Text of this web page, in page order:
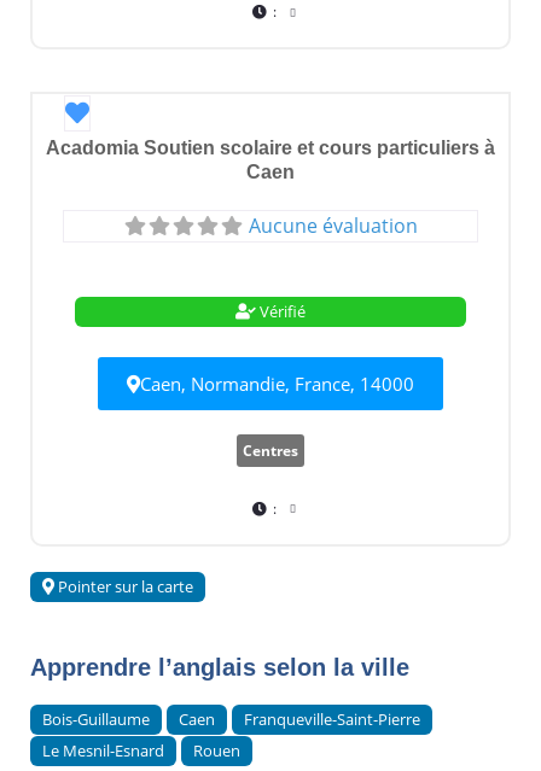
:
Favori
Acadomia Soutien scolaire et cours particuliers à
Caen
Aucune évaluation
Vérifié
Caen, Normandie, France, 14000
Centres
:
Pointer sur la carte
Apprendre l’anglais selon la ville
Bois-Guillaume Caen
Franqueville-Saint-Pierre
Le Mesnil-Esnard
Rouen